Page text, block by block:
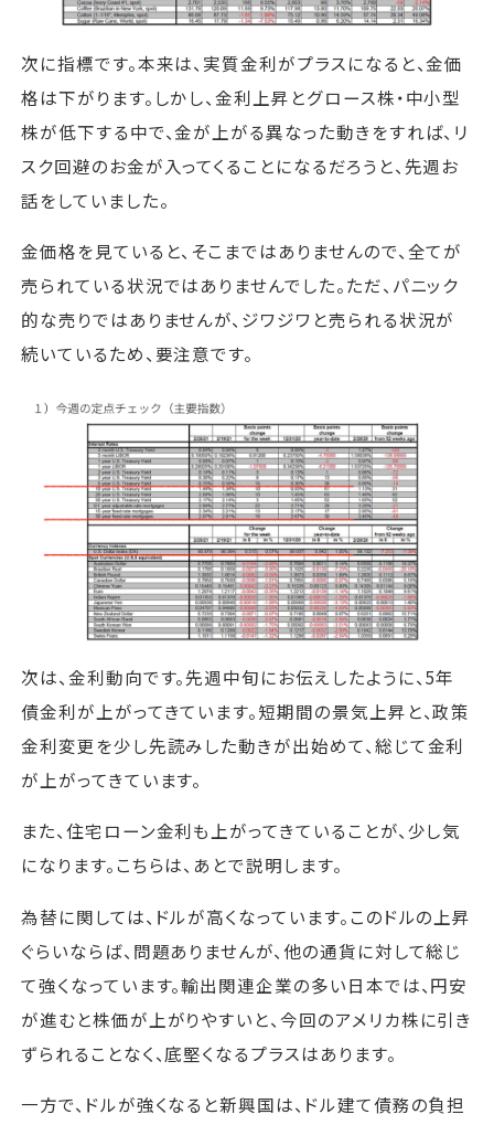
次に指標です。本来は、実質金利がプラスになると、金価
格は下がります。しかし、金利上昇とグロース株・中小型
株が低下する中で、金が上がる異なった動きをすれば、リ
スク回避のお金が入ってくることになるだろうと、先週お
話をしていました。
金価格を見ていると、そこまではありませんので、全てが
売られている状況ではありませんでした。ただ、パニック
的な売りではありませんが、ジワジワと売られる状況が
続いているため、要注意です。
次は、金利動向です。先週中旬にお伝えしたように、5年
債金利が上がってきています。短期間の景気上昇と、政策
金利変更を少し先読みした動きが出始めて、総じて金利
が上がってきています。
また、住宅ローン金利も上がってきていることが、少し気
になります。こちらは、あとで説明します。
為替に関しては、ドルが高くなっています。このドルの上昇
ぐらいならば、問題ありませんが、他の通貨に対して総じ
て強くなっています。輸出関連企業の多い日本では、円安
が進むと株価が上がりやすいと、今回のアメリカ株に引き
ずられることなく、底堅くなるプラスはあります。
一方で、ドルが強くなると新興国は、ドル建て債務の負担